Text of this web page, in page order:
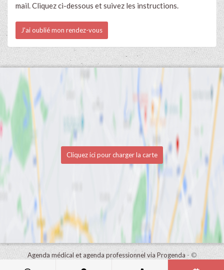
mail. Cliquez ci-dessous et suivez les instructions.
J'ai oublié mon rendez-vous
Cliquez ici pour charger la carte
Agenda médical et agenda professionnel via Progenda - ©